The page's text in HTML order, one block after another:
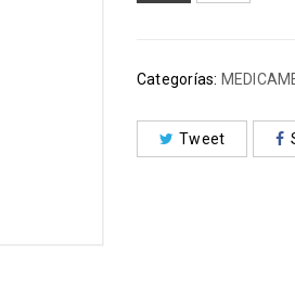
Categorías:
Tweet